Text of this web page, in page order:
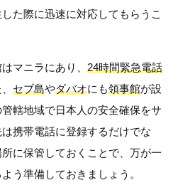
た際に迅速に対応してもらうこ
マニラにあり、 24時間緊急電話
セブ島やダバオにも領事館が設
轄地域で日本人の安全確保をサ
携帯電話に登録するだけでな
に保管しておくことで、万が一
う準備しておきましょう。